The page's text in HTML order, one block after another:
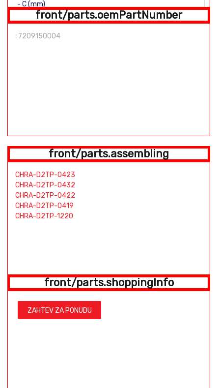
- C (mm)
Total
Height -
front/parts.oemPartNumber
: 7209150004
front/parts.assembling
CHRA-D2TP-0423
CHRA-D2TP-0432
CHRA-D2TP-0422
CHRA-D2TP-0419
CHRA-D2TP-1220
front/parts.shoppingInfo
ZAHTEV ZA PONUDU